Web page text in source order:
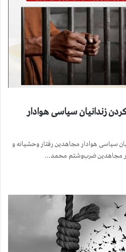
زندانیان سیاسی هوادار
سیاسی هوادار مجاهدین رفتار وحشیانه و
مجاهدین ضرب‌وشتم محمد…